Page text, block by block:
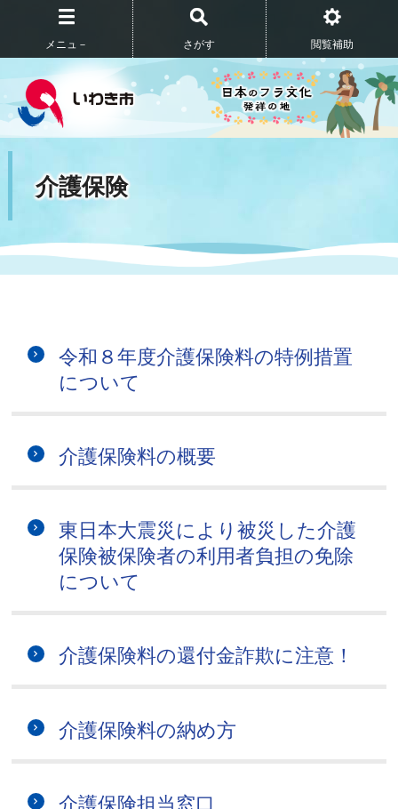
メニュ－ さがす 閲覧補助
介護保険
令和８年度介護保険料の特例措置
について
介護保険料の概要
東日本大震災により被災した介護
保険被保険者の利用者負担の免除
について
介護保険料の還付金詐欺に注意！
介護保険料の納め方
介護保険担当窓口